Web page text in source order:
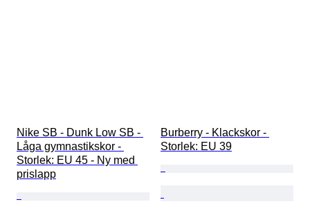
Nike SB - Dunk Low SB -
Låga gymnastikskor -
Storlek: EU 45 - Ny med
prislapp
Burberry - Klackskor -
Storlek: EU 39